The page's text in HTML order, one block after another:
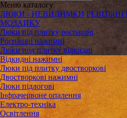
Меню каталогу
ЛЮКИ - НЕВИДИМКИ РЕВІЗІйНІ
МОЗАИКУ
Люки під плитку роспашні
Роспашні нажимні
Люки под плитку відкидні
Відкидні нажимні
Люки під плитку двостворкові
Двостворкові нажимні
Люки підлогові
Інфрачервоне опалення
Електро-техніка
Освітлення